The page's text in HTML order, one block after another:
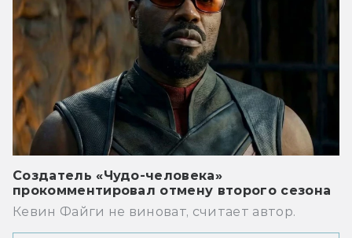
Создатель «Чудо-человека»
прокомментировал отмену второго сезона
Кевин Файги не виноват, считает автор.